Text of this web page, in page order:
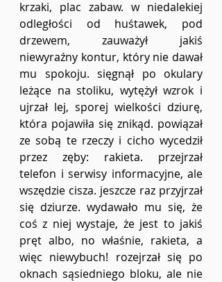
krzaki, plac zabaw. w niedalekiej
odległości od huśtawek, pod
drzewem, zauważył jakiś
niewyraźny kontur, który nie dawał
mu spokoju. sięgnął po okulary
leżące na stoliku, wytężył wzrok i
ujrzał lej, sporej wielkości dziurę,
która pojawiła się znikąd. powiązał
ze sobą te rzeczy i cicho wycedził
przez zęby: rakieta. przejrzał
telefon i serwisy informacyjne, ale
wszędzie cisza. jeszcze raz przyjrzał
się dziurze. wydawało mu się, że
coś z niej wystaje, że jest to jakiś
pręt albo, no właśnie, rakieta, a
więc niewybuch! rozejrzał się po
oknach sąsiedniego bloku, ale nie